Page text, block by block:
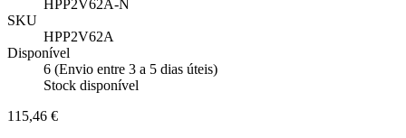
HPP2V62A-N
SKU
HPP2V62A
Disponível
6 (Envio entre 3 a 5 dias úteis)
Stock disponível
115,46 €